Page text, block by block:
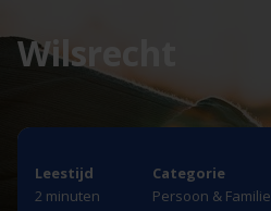
Wilsrecht
Leestijd
2 minuten
Categorie
Persoon & Familie